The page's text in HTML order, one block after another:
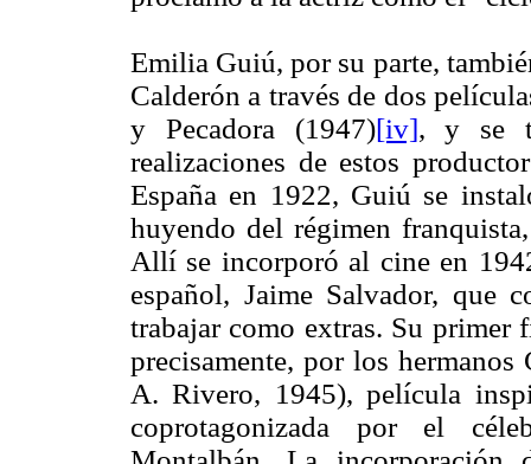
Emilia Guiú, por su parte,
Calderón a través de dos
y Pecadora (1947)[iv], y se
realizaciones de estos
España en 1922, Guiú se
huyendo del régimen
Allí se incorporó al cine en
español, Jaime Salvador, que
trabajar como extras. Su
precisamente, por los
A. Rivero, 1945), película
coprotagonizada por el